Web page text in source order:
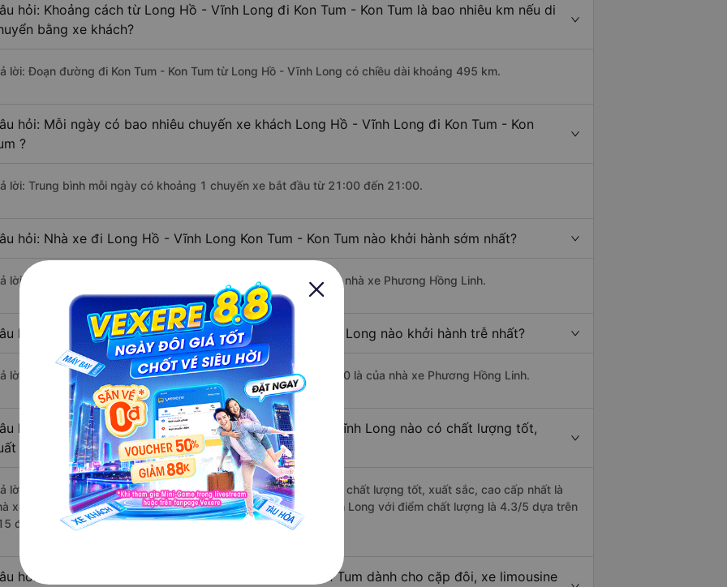
hỏi: Khoảng cách từ Long Hồ - Vĩnh Long đi Kon Tum - Kon Tum là bao nhiêu km nếu di
bằng xe khách?
lời: Đoạn đường đi Kon Tum - Kon Tum từ Long Hồ - Vĩnh Long có chiều dài khoảng 495 km.
hỏi: Mỗi ngày có bao nhiêu chuyến xe khách Long Hồ - Vĩnh Long đi Kon Tum - Kon
?
lời: Trung bình mỗi ngày có khoảng 1 chuyến xe bắt đầu từ 21:00 đến 21:00.
hỏi: Nhà xe đi Long Hồ - Vĩnh Long Kon Tum - Kon Tum nào khởi hành sớm nhất?
lời: Chuyến xe có giờ xuất phát sớm nhất vào lúc 21:00 là của nhà xe Phương Hồng Linh.
hỏi: Nhà xe đi Kon Tum - Kon Tum từ Long Hồ - Vĩnh Long nào khởi hành trễ nhất?
lời: Chuyến xe có giờ xuất phát trễ (muộn) nhất là vào lúc 21:00 là của nhà xe Phương Hồng Linh.
hỏi: Review xe đi Kon Tum - Kon Tum từ Long Hồ - Vĩnh Long nào có chất lượng tốt,
sắc, cao cấp nhất?
lời: Những hãng xe đi Long Hồ - Vĩnh Long Kon Tum - Kon Tum chất lượng tốt, xuất sắc, cao cấp nhất là
xe Phương Hồng Linh đi Kon Tum - Kon Tum từ Long Hồ - Vĩnh Long với điểm chất lượng là 4.3/5 dựa trên
đánh giá của khách hàng).
hỏi: Có loại xe Long Hồ - Vĩnh Long Kon Tum - Kon Tum dành cho cặp đôi, xe limousine